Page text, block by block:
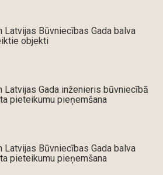
Latvijas Būvniecības Gada balva
objekti
Latvijas Gada inženieris būvniecībā
pieteikumu pieņemšana
Latvijas Būvniecības Gada balva
pieteikumu pieņemšana